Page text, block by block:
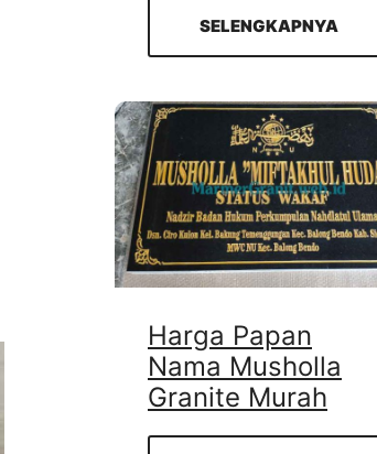
SELENGKAPNYA
Harga Papan
Nama Musholla
Granite Murah